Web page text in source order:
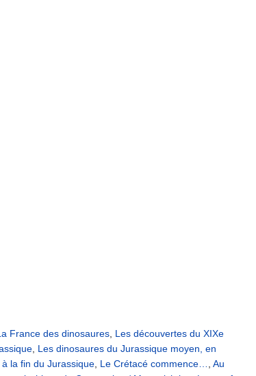
France des dinosaures, Les découvertes du XIXe
, Les dinosaures du Jurassique moyen, en
la fin du Jurassique, Le Crétacé commence…, Au